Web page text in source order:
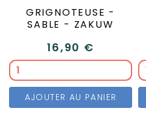
GRIGNOTEUSE -
SABLE - ZAKUW
16,90 €
AJOUTER AU PANIER